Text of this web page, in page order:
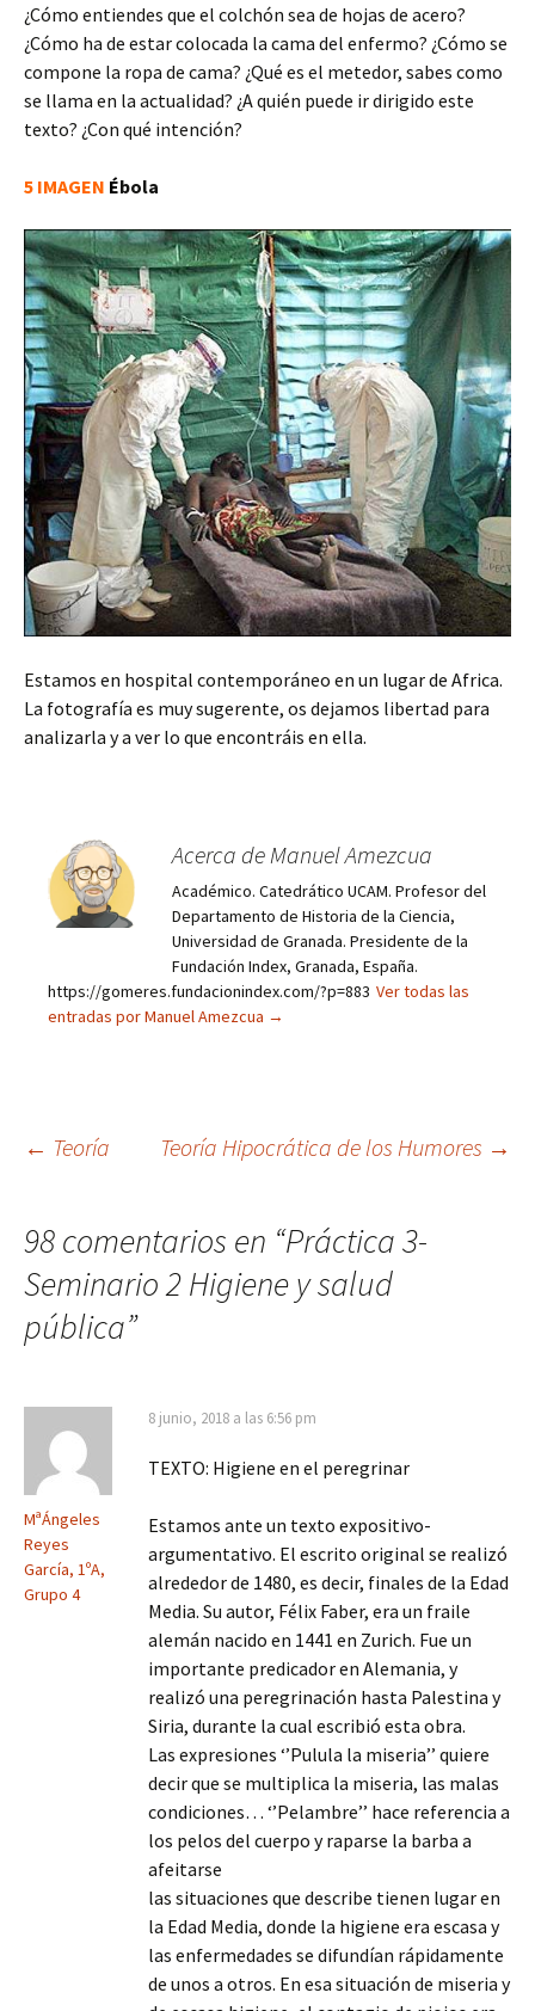
¿Cómo entiendes que el colchón sea de hojas de acero?
¿Cómo ha de estar colocada la cama del enfermo? ¿Cómo se
compone la ropa de cama? ¿Qué es el metedor, sabes como
se llama en la actualidad? ¿A quién puede ir dirigido este
texto? ¿Con qué intención?
5 IMAGEN Ébola
Estamos en hospital contemporáneo en un lugar de Africa.
La fotografía es muy sugerente, os dejamos libertad para
analizarla y a ver lo que encontráis en ella.
Acerca de Manuel Amezcua
Académico. Catedrático UCAM. Profesor del
Departamento de Historia de la Ciencia,
Universidad de Granada. Presidente de la
Fundación Index, Granada, España.
https://gomeres.fundacionindex.com/?p=883 Ver todas las
entradas por Manuel Amezcua →
Navegación
de
entradas
← Teoría Teoría Hipocrática de los Humores →
98 comentarios en “Práctica 3-
Seminario 2 Higiene y salud
pública”
MªÁngeles
Reyes
García, 1ºA,
Grupo 4
8 junio, 2018 a las 6:56 pm
TEXTO: Higiene en el peregrinar
Estamos ante un texto expositivo-
argumentativo. El escrito original se realizó
alrededor de 1480, es decir, finales de la Edad
Media. Su autor, Félix Faber, era un fraile
alemán nacido en 1441 en Zurich. Fue un
importante predicador en Alemania, y
realizó una peregrinación hasta Palestina y
Siria, durante la cual escribió esta obra.
Las expresiones ‘’Pulula la miseria’’ quiere
decir que se multiplica la miseria, las malas
condiciones… ‘’Pelambre’’ hace referencia a
los pelos del cuerpo y raparse la barba a
afeitarse
las situaciones que describe tienen lugar en
la Edad Media, donde la higiene era escasa y
las enfermedades se difundían rápidamente
de unos a otros. En esa situación de miseria y